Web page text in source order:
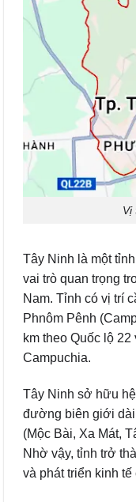
Vị
Tây Ninh là một
vai trò quan trọng
Nam. Tỉnh có vị trí
Phnôm Pênh
km theo Quốc lộ
Campuchia.
Tây Ninh sở hữu
đường biên giới dài
(Mộc Bài, Xa Mát,
Nhờ vậy, tỉnh trở
và phát triển kinh